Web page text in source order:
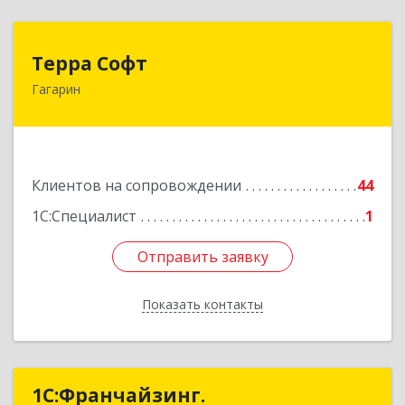
Терра Софт
Гагарин
Клиентов на сопровождении
44
1С:Специалист
1
Отправить заявку
Показать контакты
215010, Смоленская обл, Гагарин г, Ленина ул,
Отправить заявку
Назад
1С:Франчайзинг.1С:Франчайзинг.